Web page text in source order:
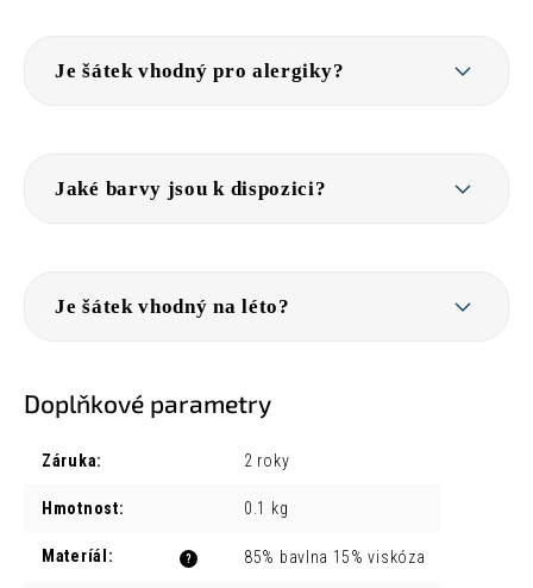
Je šátek vhodný pro alergiky?
Jaké barvy jsou k dispozici?
Je šátek vhodný na léto?
Doplňkové parametry
Záruka: 2 roky
Hmotnost: 0.1 kg
?
Materíál : 85% bavlna 15% viskóza